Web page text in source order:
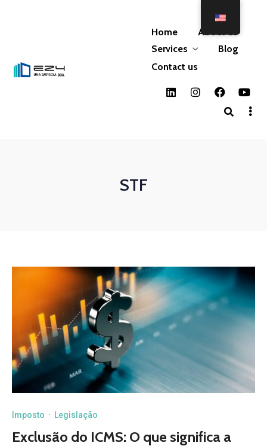
Home
About us
Services
Blog
Contact us
STF
Imposto · Legislação
Exclusão do ICMS: O que significa a